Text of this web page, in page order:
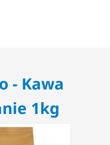
- Kawa
1kg